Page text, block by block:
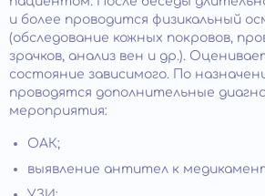
и более проводится физикальный
(обследование кожных покровов,
зрачков, анализ вен и др.).
состояние зависимого. По
проводятся дополнительные
мероприятия:
ОАК;
выявление антител к